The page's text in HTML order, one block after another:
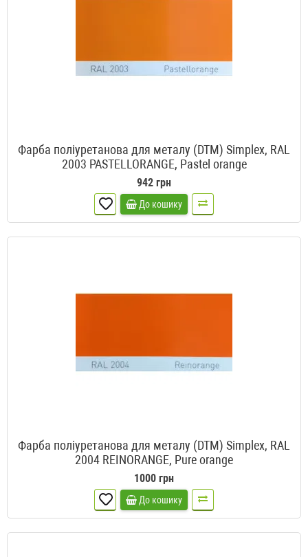
Фарба поліуретанова для металу (DTM) Simplex, RAL
2003 PASTELLORANGE, Pastel orange
942 грн
До кошику
Фарба поліуретанова для металу (DTM) Simplex, RAL
2004 REINORANGE, Pure orange
1000 грн
До кошику